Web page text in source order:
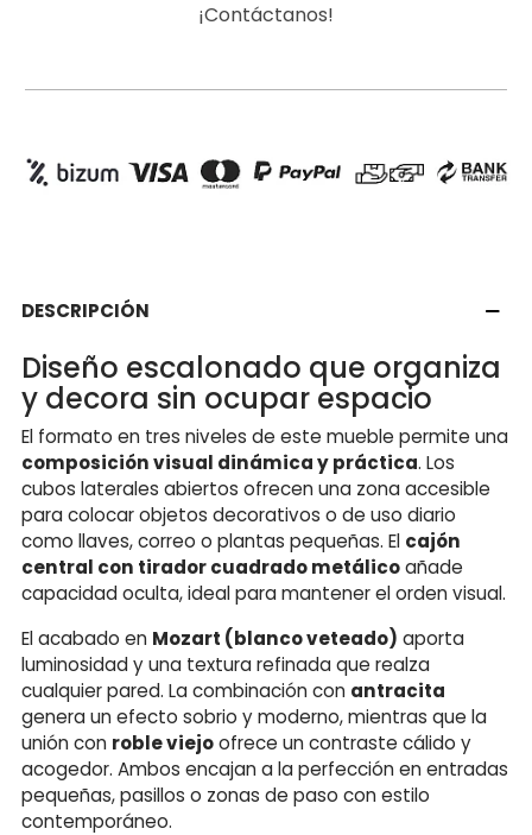
¡Contáctanos!
DESCRIPCIÓN
Diseño escalonado que organiza
y decora sin ocupar espacio
El formato en tres niveles de este mueble permite una
composición visual dinámica y práctica. Los
cubos laterales abiertos ofrecen una zona accesible
para colocar objetos decorativos o de uso diario
como llaves, correo o plantas pequeñas. El cajón
central con tirador cuadrado metálicoañade
capacidad oculta, ideal para mantener el orden visual.
El acabado en Mozart (blanco veteado) aporta
luminosidad y una textura refinada que realza
cualquier pared. La combinación con antracita
genera un efecto sobrio y moderno, mientras que la
unión con roble viejoofrece un contraste cálido y
acogedor. Ambos encajan a la perfección en entradas
pequeñas, pasillos o zonas de paso con estilo
contemporáneo.